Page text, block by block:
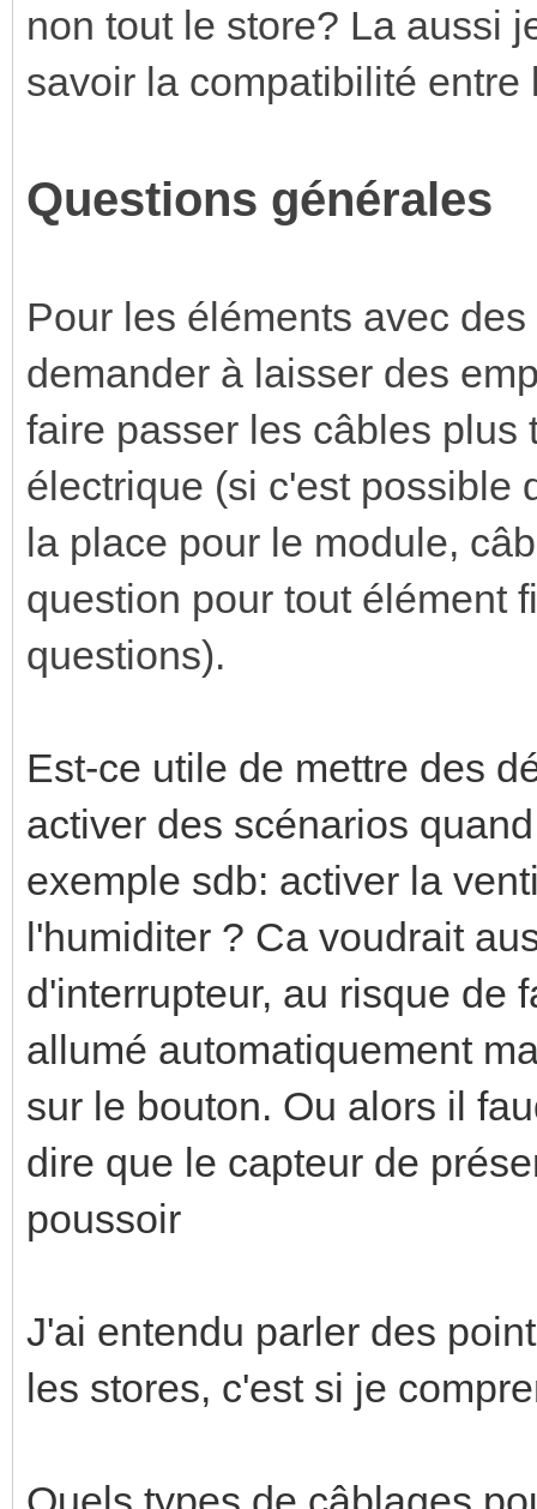
non tout le store? La aussi
savoir la compatibilité entre
Questions générales
Pour les éléments avec
demander à laisser des
faire passer les câbles plus
électrique (si c'est possible
la place pour le module,
question pour tout élément
questions).
Est-ce utile de mettre des
activer des scénarios
exemple sdb: activer la
l'humiditer ? Ca voudrait
d'interrupteur, au risque de
allumé automatiquement
sur le bouton. Ou alors il
dire que le capteur de
poussoir
J'ai entendu parler des
les stores, c'est si je